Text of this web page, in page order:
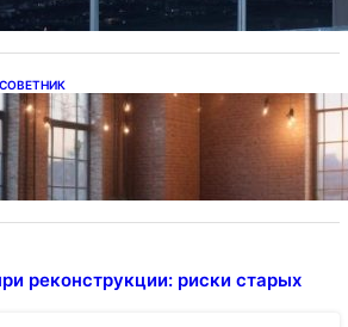
светодиодные светильники на
реконструкции: риски старых